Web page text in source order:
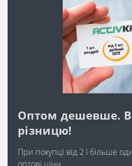
Оптом дешевше.
різницю!
При покупці від 2 і більше